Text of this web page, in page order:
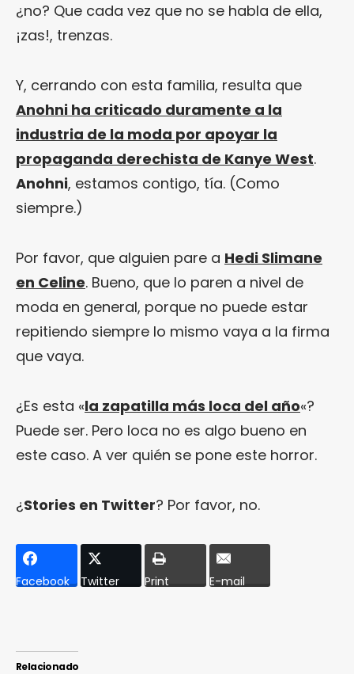
¿no? Que cada vez que no se habla de ella,
¡zas!, trenzas.
Y, cerrando con esta familia, resulta que
Anohni ha criticado duramente a la
industria de la moda por apoyar la
propaganda derechista de Kanye West.
Anohni, estamos contigo, tía. (Como
siempre.)
Por favor, que alguien pare a Hedi Slimane
en Celine. Bueno, que lo paren a nivel de
moda en general, porque no puede estar
repitiendo siempre lo mismo vaya a la firma
que vaya.
¿Es esta «la zapatilla más loca del año«?
Puede ser. Pero loca no es algo bueno en
este caso. A ver quién se pone este horror.
¿Stories en Twitter? Por favor, no.
Facebook Twitter Print E-mail
Relacionado